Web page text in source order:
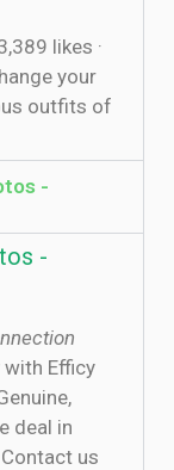
likes ·
your
outfits of
-
-
with Efficy
deal in
us